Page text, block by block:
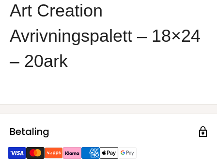
Art Creation
Avrivningspalett – 18×24
– 20ark
Betaling